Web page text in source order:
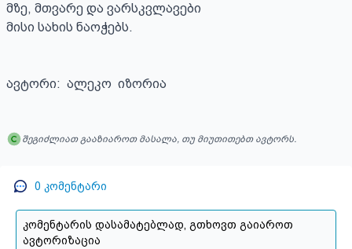
მზე, მთვარე და ვარსკვლავები
მისი სახის ნაოჭებს.
ავტორი:  ალეკო  იზორია
შეგიძლიათ გააზიაროთ მასალა, თუ მიუთითებთ ავტორს.
0 კომენტარი